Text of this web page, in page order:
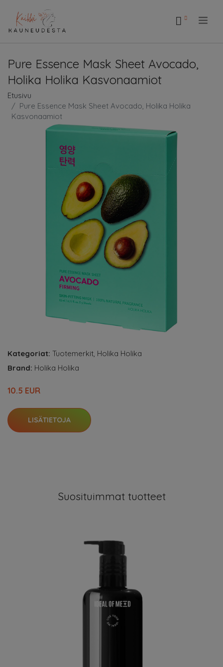
Pure Essence Mask Sheet Avocado,
Holika Holika Kasvonaamiot
Etusivu
Pure Essence Mask Sheet Avocado, Holika Holika
Kasvonaamiot
Kategoriat: Tuotemerkit, Holika Holika
Brand: Holika Holika
10.5 EUR
LISÄTIETOJA
Suosituimmat tuotteet